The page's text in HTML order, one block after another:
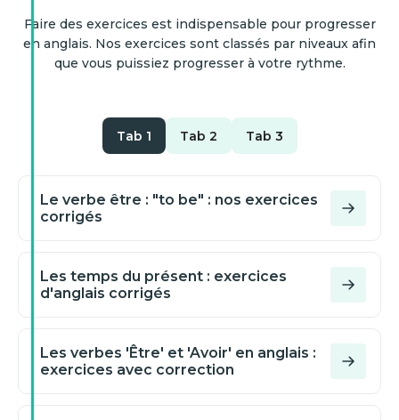
Faire des exercices est indispensable pour progresser
en anglais. Nos exercices sont classés par niveaux afin
que vous puissiez progresser à votre rythme.
Tab 1 Tab 2 Tab 3
Le verbe être : "to be" : nos exercices
corrigés
Les temps du présent : exercices
d'anglais corrigés
Les verbes 'Être' et 'Avoir' en anglais :
exercices avec correction